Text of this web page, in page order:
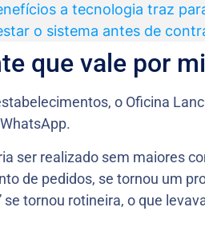
a tecnologia traz
o sistema antes de
que vale por
o Oficina
ser realizado sem maiores
de pedidos, se tornou um
se tornou rotineira, o que